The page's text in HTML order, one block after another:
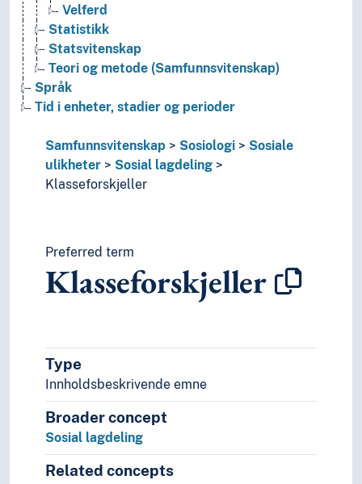
Velferd
Statistikk
Statsvitenskap
Teori og metode (Samfunnsvitenskap)
Språk
Tid i enheter, stadier og perioder
Samfunnsvitenskap Sosiologi
Sosiale
ulikheter
Sosial lagdeling
Klasseforskjeller
Preferred term
Klasseforskjeller
Type
Innholdsbeskrivende emne
Broader concept
Sosial lagdeling
Related concepts